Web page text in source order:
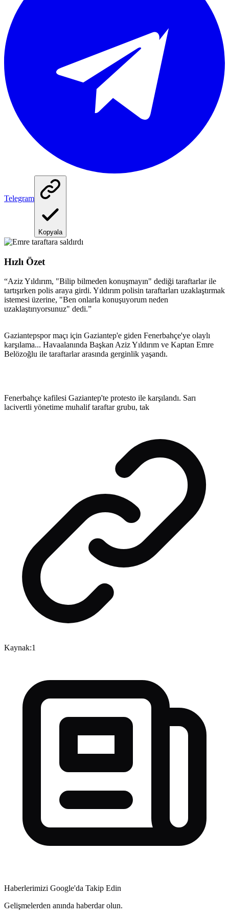
Telegram
Kopyala
Hızlı Özet
“Aziz Yıldırım, "Bilip bilmeden konuşmayın" dediği taraftarlar ile
tartışırken polis araya girdi. Yıldırım polisin taraftarları uzaklaştırmak
istemesi üzerine, "Ben onlarla konuşuyorum neden
uzaklaştırıyorsunuz" dedi.”
Gaziantepspor maçı için Gaziantep'e giden Fenerbahçe'ye olaylı
karşılama... Havaalanında Başkan Aziz Yıldırım ve Kaptan Emre
Belözoğlu ile taraftarlar arasında gerginlik yaşandı.
Fenerbahçe kafilesi Gaziantep'te protesto ile karşılandı. Sarı
lacivertli yönetime muhalif taraftar grubu, tak
Kaynak:1
Haberlerimizi Google'da Takip Edin
Gelişmelerden anında haberdar olun.